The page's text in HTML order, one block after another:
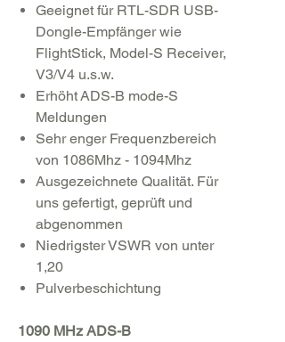
Geeignet für RTL-SDR USB-
Dongle-Empfänger wie
FlightStick, Model-S Receiver,
V3/V4 u.s.w.
Erhöht ADS-B mode-S
Meldungen
Sehr enger Frequenzbereich
von 1086Mhz - 1094Mhz
Ausgezeichnete Qualität. Für
uns gefertigt, geprüft und
abgenommen
Niedrigster VSWR von unter
1,20
Pulverbeschichtung
1090 MHz ADS-B